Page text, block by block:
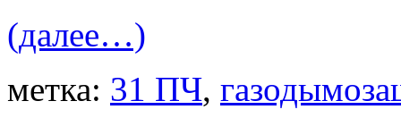
(далее…)
метка: 31 ПЧ,